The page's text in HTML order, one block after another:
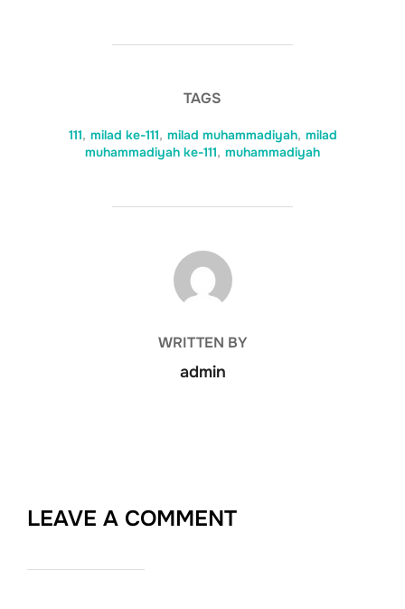
TAGS
111, milad ke-111, milad muhammadiyah, milad
muhammadiyah ke-111, muhammadiyah
POST AUTHOR
WRITTEN BY
admin
LEAVE A COMMENT